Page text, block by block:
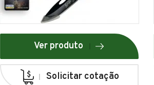
Ver produto
Solicitar cotação